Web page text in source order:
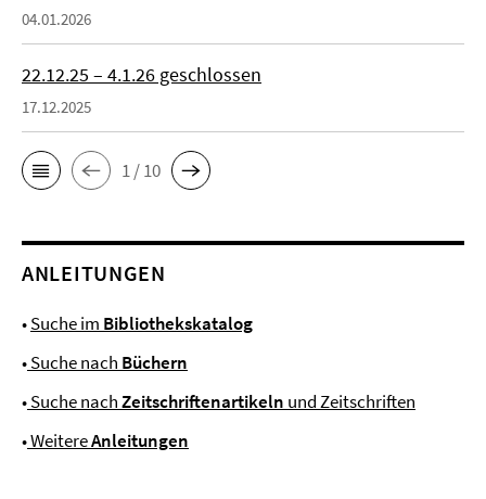
04.01.2026
22.12.25 – 4.1.26 geschlossen
17.12.2025
1 / 10
ANLEITUNGEN
•Suche im Bibliothekskatalog
•Suche nach Büchern
•Suche nachZeitschriftenartikeln und Zeitschriften
•WeitereAnleitungen